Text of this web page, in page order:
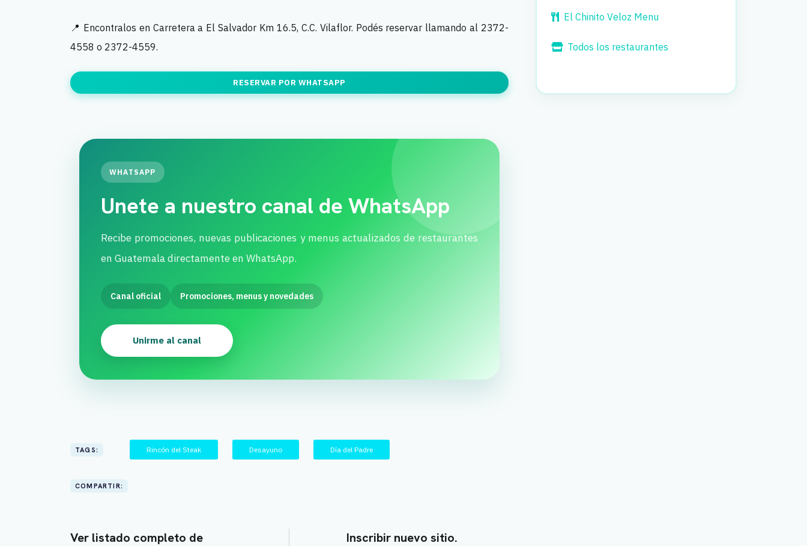
📍 Encontralos en Carretera a El Salvador Km 16.5, C.C. Vilaflor. Podés reservar llamando al 2372-
4558 o 2372-4559.
RESERVAR POR WHATSAPP
WHATSAPP
Unete a nuestro canal de WhatsApp
Recibe promociones, nuevas publicaciones y menus actualizados de restaurantes
en Guatemala directamente en WhatsApp.
Canal oficial Promociones, menus y novedades
Unirme al canal
TAGS: Rincón del Steak Desayuno Día del Padre
COMPARTIR:
Ver listado completo de
Inscribir nuevo sitio.
El Chinito Veloz Menu
Todos los restaurantes